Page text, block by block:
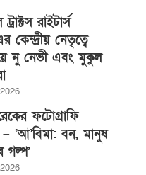
রাইটার্স
কেন্দ্রীয় নেতৃত্বে
নু নেভী এবং মুকুল
ফটোগ্রাফি
– ‘আ’বিমা: বন, মানুষ
গল্প’